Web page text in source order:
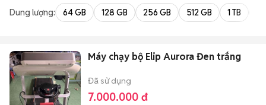
Dung lượng: 64 GB 128 GB 256 GB 512 GB 1 TB
Máy chạy bộ Elip Aurora Đen trắng
Đã sử dụng
7.000.000 đ